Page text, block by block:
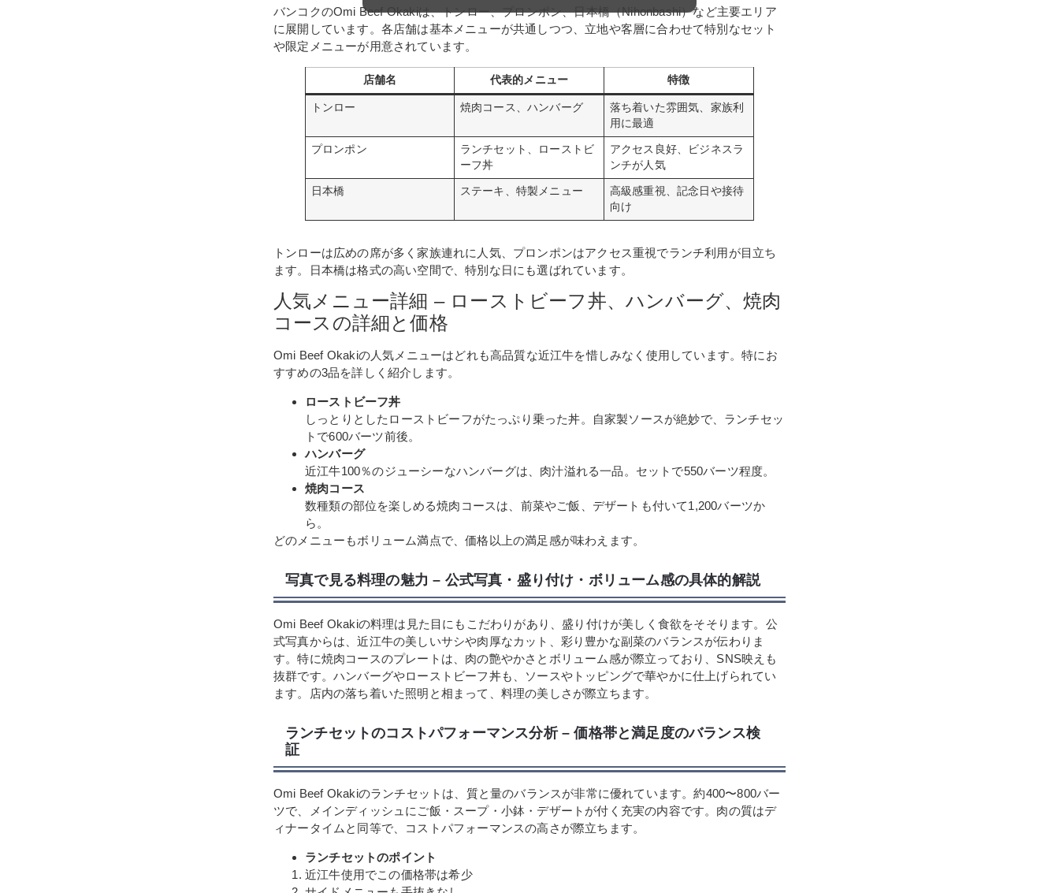
バンコクのOmi Beef Okakiは、トンロー、プロンポン、日本橋（Nihonbashi）など主要エリア
に展開しています。各店舗は基本メニューが共通しつつ、立地や客層に合わせて特別なセット
や限定メニューが用意されています。
店舗名 代表的メニュー 特徴
トンロー 焼肉コース、ハンバーグ
落ち着いた雰囲気、家族利
用に最適
プロンポン
ランチセット、ローストビ
ーフ丼
アクセス良好、ビジネスラ
ンチが人気
日本橋 ステーキ、特製メニュー
高級感重視、記念日や接待
向け
トンローは広めの席が多く家族連れに人気、プロンポンはアクセス重視でランチ利用が目立ち
ます。日本橋は格式の高い空間で、特別な日にも選ばれています。
人気メニュー詳細 – ローストビーフ丼、ハンバーグ、焼肉
コースの詳細と価格
Omi Beef Okakiの人気メニューはどれも高品質な近江牛を惜しみなく使用しています。特にお
すすめの3品を詳しく紹介します。
ローストビーフ丼
しっとりとしたローストビーフがたっぷり乗った丼。自家製ソースが絶妙で、ランチセッ
トで600バーツ前後。
ハンバーグ
近江牛100％のジューシーなハンバーグは、肉汁溢れる一品。セットで550バーツ程度。
焼肉コース
数種類の部位を楽しめる焼肉コースは、前菜やご飯、デザートも付いて1,200バーツか
ら。
どのメニューもボリューム満点で、価格以上の満足感が味わえます。
写真で見る料理の魅力 – 公式写真・盛り付け・ボリューム感の具体的解説
Omi Beef Okakiの料理は見た目にもこだわりがあり、盛り付けが美しく食欲をそそります。公
式写真からは、近江牛の美しいサシや肉厚なカット、彩り豊かな副菜のバランスが伝わりま
す。特に焼肉コースのプレートは、肉の艶やかさとボリューム感が際立っており、SNS映えも
抜群です。ハンバーグやローストビーフ丼も、ソースやトッピングで華やかに仕上げられてい
ます。店内の落ち着いた照明と相まって、料理の美しさが際立ちます。
ランチセットのコストパフォーマンス分析 – 価格帯と満足度のバランス検
証
Omi Beef Okakiのランチセットは、質と量のバランスが非常に優れています。約400〜800バー
ツで、メインディッシュにご飯・スープ・小鉢・デザートが付く充実の内容です。肉の質はデ
ィナータイムと同等で、コストパフォーマンスの高さが際立ちます。
ランチセットのポイント
近江牛使用でこの価格帯は希少